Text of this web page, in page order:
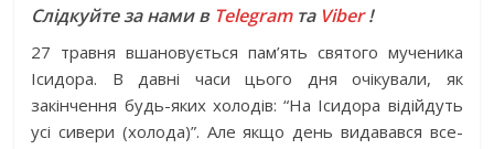
Слідкуйте за нами в Telegramта Viber!
27 травня вшановується пам’ять святого мученика
Ісидора. В давні часи цього дня очікували, як
закінчення будь-яких холодів: “На Ісидора відійдуть
усі сивери (холода)”. Але якщо день видавався все-